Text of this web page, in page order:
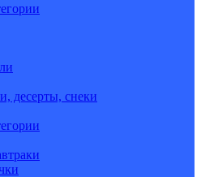
десерты, снеки